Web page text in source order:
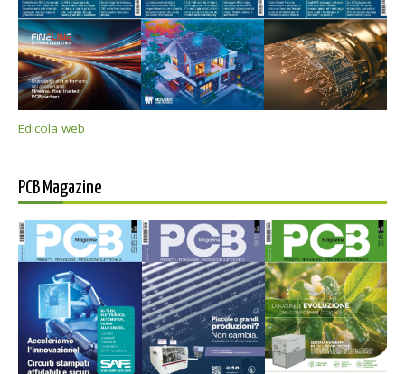
Edicola web
PCB Magazine